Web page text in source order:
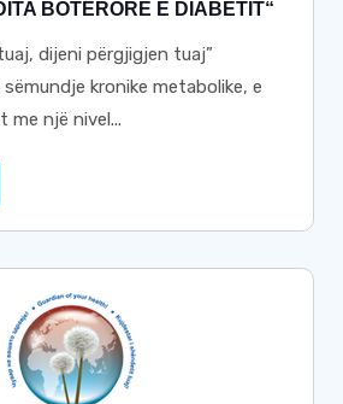
BOTËRORE E DIABETIT“
dijeni përgjigjen tuaj”
kronike metabolike, e
me një nivel...